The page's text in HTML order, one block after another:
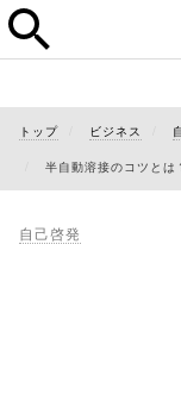
トップ ビジネス
半自動溶接のコツとは
自己啓発